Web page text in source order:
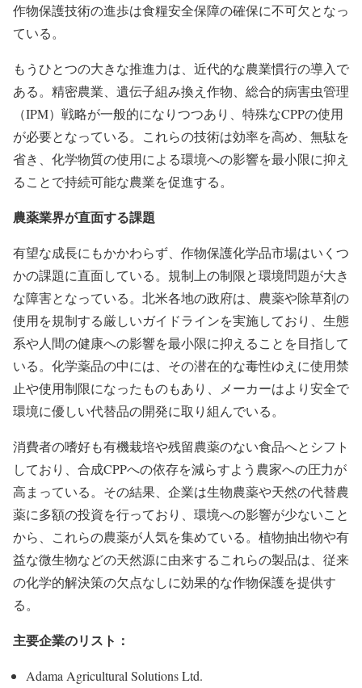
作物保護技術の進歩は食糧安全保障の確保に不可欠となっ
ている。
もうひとつの大きな推進力は、近代的な農業慣行の導入で
ある。精密農業、遺伝子組み換え作物、総合的病害虫管理
（IPM）戦略が一般的になりつつあり、特殊なCPPの使用
が必要となっている。これらの技術は効率を高め、無駄を
省き、化学物質の使用による環境への影響を最小限に抑え
ることで持続可能な農業を促進する。
農薬業界が直面する課題
有望な成長にもかかわらず、作物保護化学品市場はいくつ
かの課題に直面している。規制上の制限と環境問題が大き
な障害となっている。北米各地の政府は、農薬や除草剤の
使用を規制する厳しいガイドラインを実施しており、生態
系や人間の健康への影響を最小限に抑えることを目指して
いる。化学薬品の中には、その潜在的な毒性ゆえに使用禁
止や使用制限になったものもあり、メーカーはより安全で
環境に優しい代替品の開発に取り組んでいる。
消費者の嗜好も有機栽培や残留農薬のない食品へとシフト
しており、合成CPPへの依存を減らすよう農家への圧力が
高まっている。その結果、企業は生物農薬や天然の代替農
薬に多額の投資を行っており、環境への影響が少ないこと
から、これらの農薬が人気を集めている。植物抽出物や有
益な微生物などの天然源に由来するこれらの製品は、従来
の化学的解決策の欠点なしに効果的な作物保護を提供す
る。
主要企業のリスト：
Adama Agricultural Solutions Ltd.